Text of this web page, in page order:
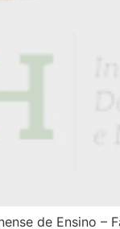
de Ensino –